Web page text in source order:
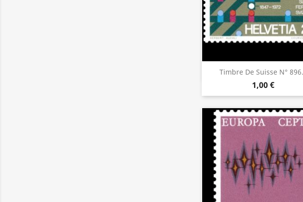
Timbre De Suisse N°
1,00 €
Aperçu rapide